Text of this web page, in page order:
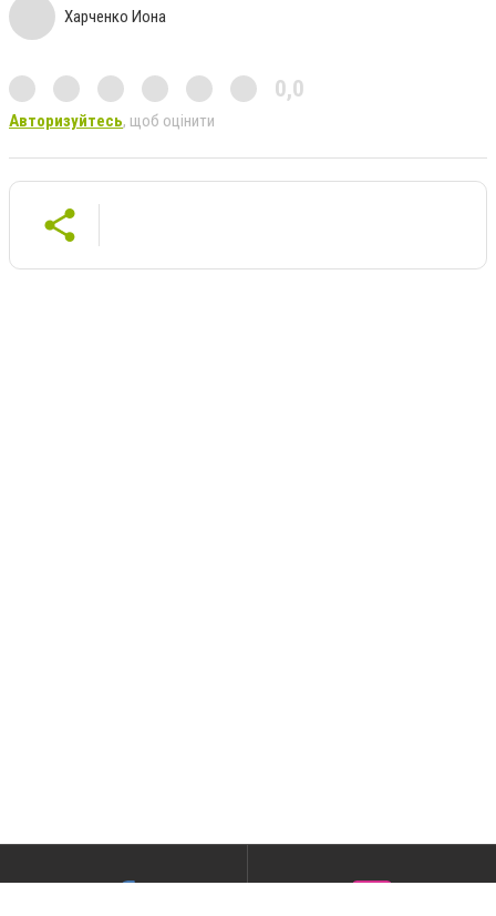
Харченко Иона
0,0
Авторизуйтесь, щоб оцінити